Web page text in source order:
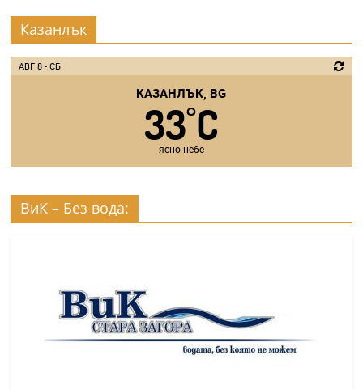
Казанлък
АВГ 8 - СБ
КАЗАНЛЪК, BG
33°C
ясно небе
ВиК – Без вода: